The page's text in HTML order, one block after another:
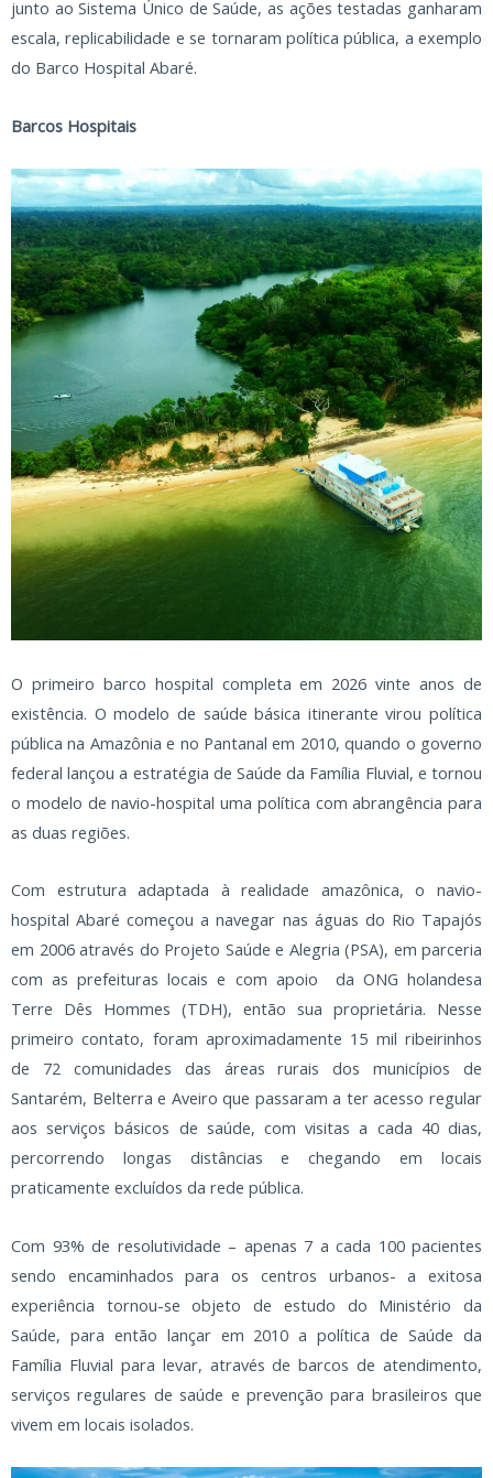
junto ao Sistema Único de Saúde, as ações testadas ganharam
escala, replicabilidade e se tornaram política pública, a exemplo
do Barco Hospital Abaré.
Barcos Hospitais
O primeiro barco hospital completa em 2026 vinte anos de
existência. O modelo de saúde básica itinerante virou política
pública na Amazônia e no Pantanal em 2010, quando o governo
federal lançou a estratégia de Saúde da Família Fluvial, e tornou
o modelo de navio-hospital uma política com abrangência para
as duas regiões.
Com estrutura adaptada à realidade amazônica, o navio-
hospital Abaré começou a navegar nas águas do Rio Tapajós
em 2006 através do Projeto Saúde e Alegria (PSA), em parceria
com as prefeituras locais e com apoio da ONG holandesa
Terre Dês Hommes (TDH), então sua proprietária. Nesse
primeiro contato, foram aproximadamente 15 mil ribeirinhos
de 72 comunidades das áreas rurais dos municípios de
Santarém, Belterra e Aveiro que passaram a ter acesso regular
aos serviços básicos de saúde, com visitas a cada 40 dias,
percorrendo longas distâncias e chegando em locais
praticamente excluídos da rede pública.
Com 93% de resolutividade – apenas 7 a cada 100 pacientes
sendo encaminhados para os centros urbanos- a exitosa
experiência tornou-se objeto de estudo do Ministério da
Saúde, para então lançar em 2010 a política de Saúde da
Família Fluvial para levar, através de barcos de atendimento,
serviços regulares de saúde e prevenção para brasileiros que
vivem em locais isolados.